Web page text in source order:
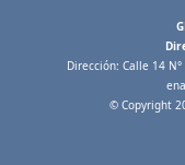
Dirección: Calle 14
© Copyright